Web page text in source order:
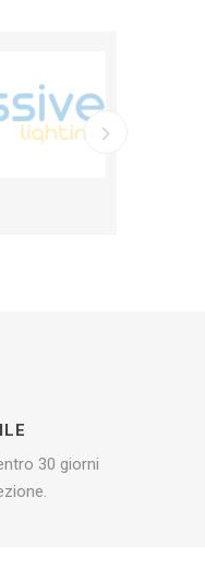
30 giorni